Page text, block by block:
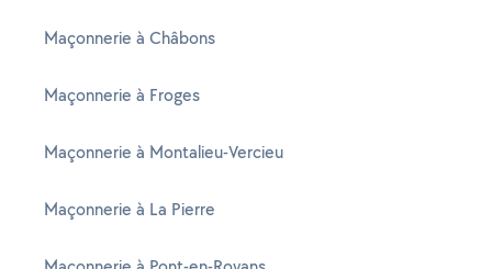
Maçonnerie à Châbons
Maçonnerie à Froges
Maçonnerie à Montalieu-Vercieu
Maçonnerie à La Pierre